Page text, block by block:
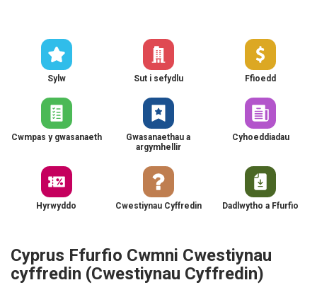
Sylw Sut i sefydlu Ffioedd
Cwmpas y gwasanaeth
Gwasanaethau a
argymhellir
Cyhoeddiadau
Hyrwyddo Cwestiynau Cyffredin Dadlwytho a Ffurfio
Cyprus Ffurfio Cwmni Cwestiynau
cyffredin (Cwestiynau Cyffredin)